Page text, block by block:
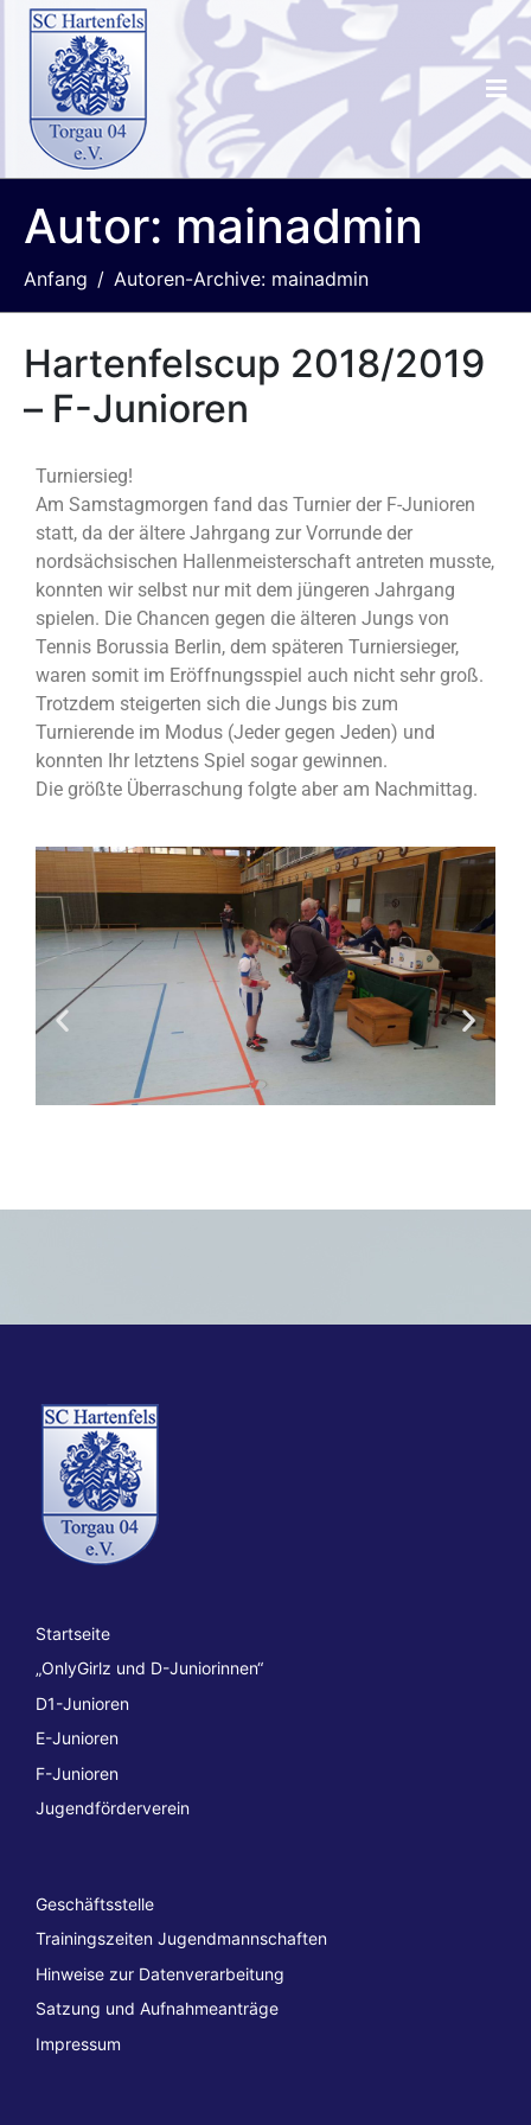
Autor: mainadmin
Anfang Autoren-Archive: mainadmin
Hartenfelscup 2018/2019
– F-Junioren
Turniersieg!
Am Samstagmorgen fand das Turnier der F-Junioren
statt, da der ältere Jahrgang zur Vorrunde der
nordsächsischen Hallenmeisterschaft antreten musste,
konnten wir selbst nur mit dem jüngeren Jahrgang
spielen. Die Chancen gegen die älteren Jungs von
Tennis Borussia Berlin, dem späteren Turniersieger,
waren somit im Eröffnungsspiel auch nicht sehr groß.
Trotzdem steigerten sich die Jungs bis zum
Turnierende im Modus (Jeder gegen Jeden) und
konnten Ihr letztens Spiel sogar gewinnen.
Die größte Überraschung folgte aber am Nachmittag.
Startseite
„OnlyGirlz und D-Juniorinnen“
D1-Junioren
E-Junioren
F-Junioren
Jugendförderverein
Geschäftsstelle
Trainingszeiten Jugendmannschaften
Hinweise zur Datenverarbeitung
Satzung und Aufnahmeanträge
Impressum